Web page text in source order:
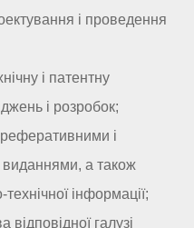
і проведення
і патентну
і розробок;
і
виданнями, а також
інформації;
галузі